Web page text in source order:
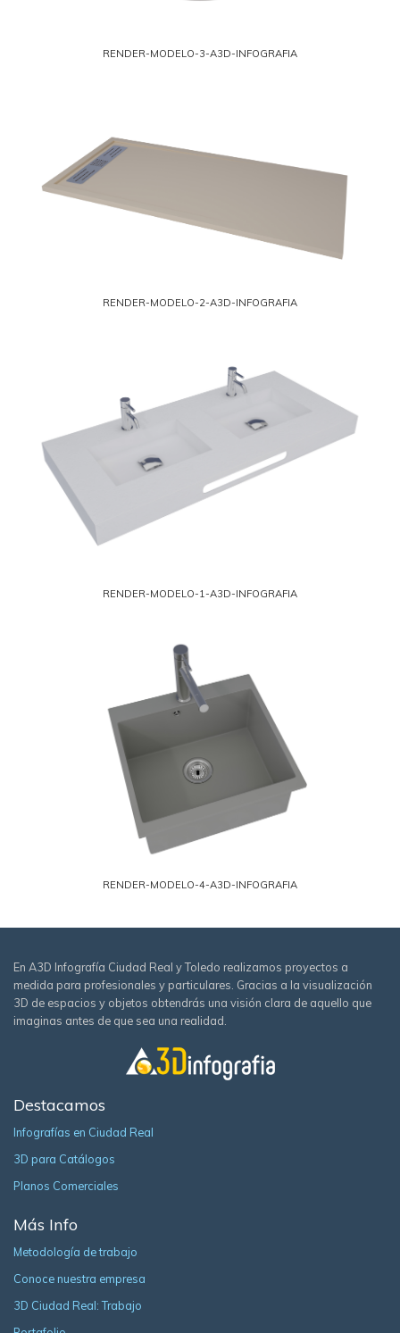
RENDER-MODELO-3-A3D-INFOGRAFIA
RENDER-MODELO-2-A3D-INFOGRAFIA
RENDER-MODELO-1-A3D-INFOGRAFIA
RENDER-MODELO-4-A3D-INFOGRAFIA
En A3D Infografía Ciudad Real y Toledo realizamos proyectos a
medida para profesionales y particulares. Gracias a la visualización
3D de espacios y objetos obtendrás una visión clara de aquello que
imaginas antes de que sea una realidad.
Destacamos
Infografías en Ciudad Real
3D para Catálogos
Planos Comerciales
Más Info
Metodología de trabajo
Conoce nuestra empresa
3D Ciudad Real: Trabajo